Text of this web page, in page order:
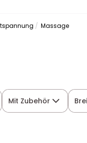
Massage
Mit Zubehör